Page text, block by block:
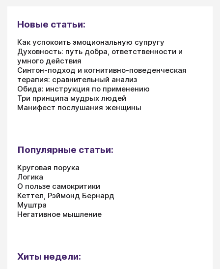
Новые статьи:
Как успокоить эмоциональную супругу
Духовность: путь добра, ответственности и
умного действия
Синтон-подход и когнитивно-поведенческая
терапия: сравнительный анализ
Обида: инструкция по применению
Три принципа мудрых людей
Манифест послушания женщины
Популярные статьи:
Круговая порука
Логика
О пользе самокритики
Кеттел, Рэймонд Бернард
Муштра
Негативное мышление
Хиты недели: